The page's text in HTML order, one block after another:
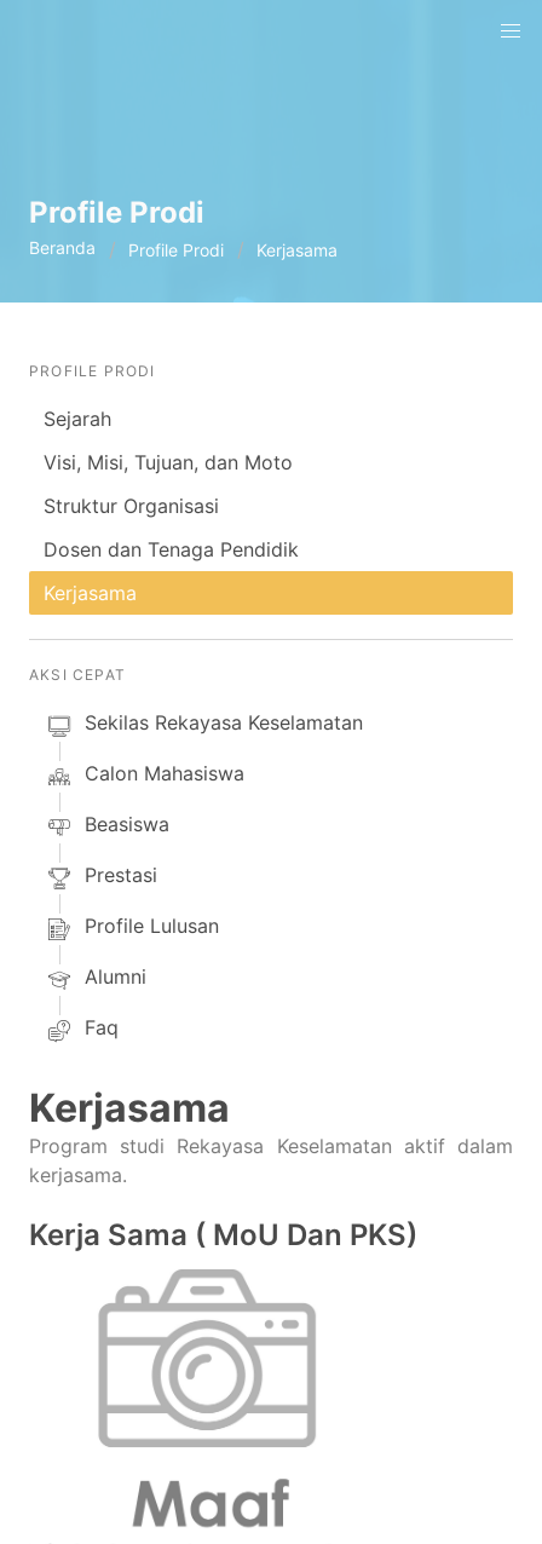
Profile Prodi
Beranda Profile Prodi Kerjasama
PROFILE PRODI
Sejarah
Visi, Misi, Tujuan, dan Moto
Struktur Organisasi
Dosen dan Tenaga Pendidik
Kerjasama
AKSI CEPAT
Sekilas Rekayasa Keselamatan
Calon Mahasiswa
Beasiswa
Prestasi
Profile Lulusan
Alumni
Faq
Kerjasama
Program studi Rekayasa Keselamatan aktif dalam
kerjasama.
Kerja Sama ( MoU Dan PKS)